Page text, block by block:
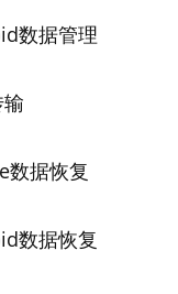
数据管理
数据恢复
数据恢复